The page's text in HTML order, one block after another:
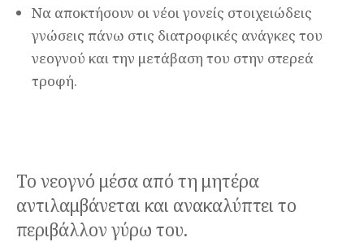
Να αποκτήσουν οι νέοι γονείς στοιχειώδεις
γνώσεις πάνω στις διατροφικές ανάγκες του
νεoγνού και την μετάβαση του στην στερεά
τροφή.
Το νεογνό μέσα από τη μητέρα
αντιλαμβάνεται και ανακαλύπτει το
περιβάλλον γύρω του.